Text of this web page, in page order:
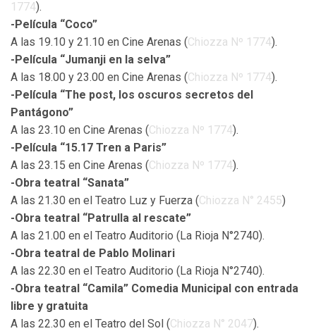
1774).
-Película “Coco”
A las 19.10 y 21.10 en Cine Arenas (Chiozza Nº 1774).
-Película “Jumanji en la selva”
A las 18.00 y 23.00 en Cine Arenas (Chiozza Nº 1774).
-Película “The post, los oscuros secretos del
Pantágono”
A las 23.10 en Cine Arenas (Chiozza Nº 1774).
-Película “15.17 Tren a Paris”
A las 23.15 en Cine Arenas (Chiozza Nº 1774).
-Obra teatral “Sanata”
A las 21.30 en el Teatro Luz y Fuerza (Chiozza N° 2455)
-Obra teatral “Patrulla al rescate”
A las 21.00 en el Teatro Auditorio (La Rioja N°2740).
-Obra teatral de Pablo Molinari
A las 22.30 en el Teatro Auditorio (La Rioja N°2740).
-Obra teatral “Camila” Comedia Municipal con entrada
libre y gratuita
A las 22.30 en el Teatro del Sol (Chiozza N° 2047).